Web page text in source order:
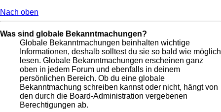
Nach oben
Was sind globale Bekanntmachungen?
Globale Bekanntmachungen beinhalten wichtige
Informationen, deshalb solltest du sie so bald wie möglich
lesen. Globale Bekanntmachungen erscheinen ganz
oben in jedem Forum und ebenfalls in deinem
persönlichen Bereich. Ob du eine globale
Bekanntmachung schreiben kannst oder nicht, hängt von
den durch die Board-Administration vergebenen
Berechtigungen ab.